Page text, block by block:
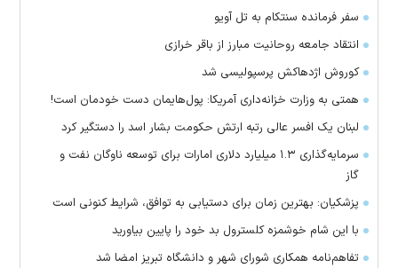
سفر فرمانده سنتکام به تل آویو
انتقاد جامعه روحانیت مبارز از باقر خرازی
کوروش اژدهاکش پرسپولیسی شد
همتی به وزارت خزانه‌داری آمریکا: پول‌هایمان دست خودمان است!
لبنان یک افسر عالی رتبه ارتش حکومت بشار اسد را دستگیر کرد
سرمایه‌گذاری ۱.۳ میلیارد دلاری امارات برای توسعه ناوگان نفت و
گاز
پزشکیان: بهترین زمان برای دستیابی به توافق، شرایط کنونی است
با این شام خوشمزه کلسترول بد خود را پایین بیاورید
تفاهم‌نامه همکاری شورای شهر و دانشگاه تبریز امضا شد